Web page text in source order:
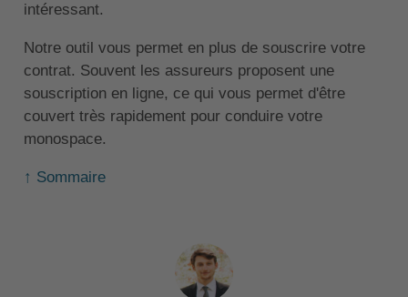
intéressant.
Notre outil vous permet en plus de souscrire votre
contrat. Souvent les assureurs proposent une
souscription en ligne, ce qui vous permet d'être
couvert très rapidement pour conduire votre
monospace.
↑ Sommaire